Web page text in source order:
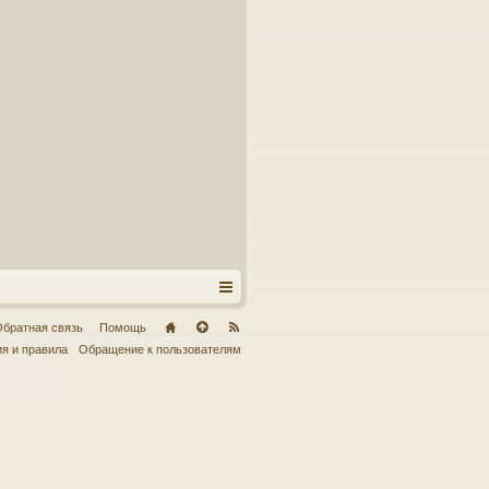
связь
Помощь
и правила
Обращение к пользователям